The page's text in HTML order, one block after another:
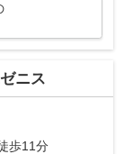
ニス
歩11分